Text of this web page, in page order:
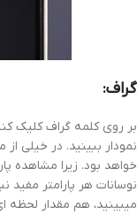
گراف:
بر روی کلمه گراف کلیک
نمودار ببینید. در خیلی از
خواهد بود. زیرا مشاهده
نوسانات هر پارامتر مفید
میبینید، هم مقدار لحظه